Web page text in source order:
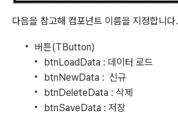
다음을 참고해 컴포넌트 이름을 지정합니다.
버튼(TButton)
btnLoadData : 데이터 로드
btnNewData : 신규
btnDeleteData : 삭제
btnSaveData : 저장